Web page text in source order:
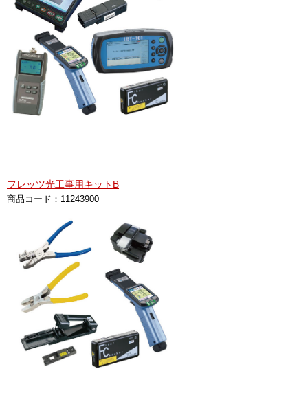
フレッツ光工事用キットB
商品コード：11243900